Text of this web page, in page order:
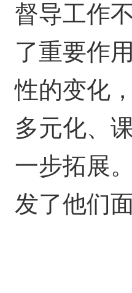
督导工作
了重要作
性的变化
多元化、
一步拓展
发了他们